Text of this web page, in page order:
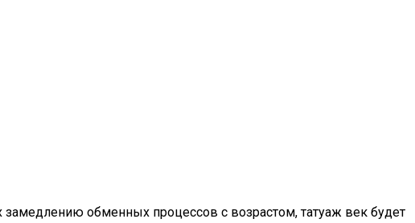
замедлению обменных процессов с возрастом, татуаж век будет